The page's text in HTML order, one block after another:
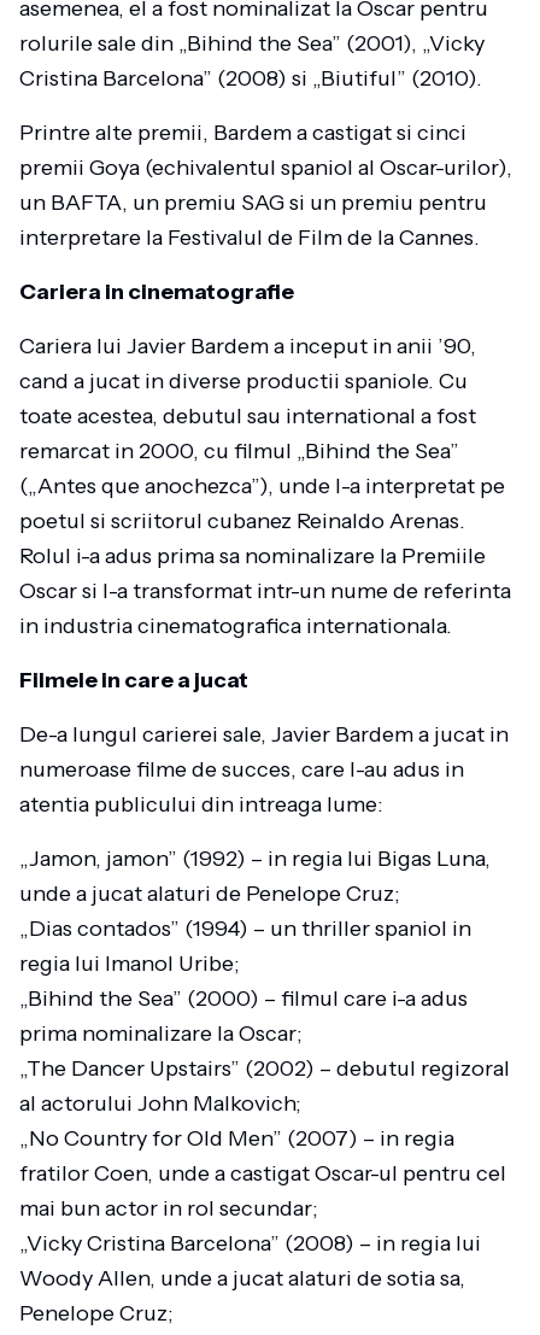
asemenea, el a fost nominalizat la Oscar pentru
rolurile sale din „Bihind the Sea” (2001), „Vicky
Cristina Barcelona” (2008) si „Biutiful” (2010).
Printre alte premii, Bardem a castigat si cinci
premii Goya (echivalentul spaniol al Oscar-urilor),
un BAFTA, un premiu SAG si un premiu pentru
interpretare la Festivalul de Film de la Cannes.
Cariera in cinematografie
Cariera lui Javier Bardem a inceput in anii ’90,
cand a jucat in diverse productii spaniole. Cu
toate acestea, debutul sau international a fost
remarcat in 2000, cu filmul „Bihind the Sea”
(„Antes que anochezca”), unde l-a interpretat pe
poetul si scriitorul cubanez Reinaldo Arenas.
Rolul i-a adus prima sa nominalizare la Premiile
Oscar si l-a transformat intr-un nume de referinta
in industria cinematografica internationala.
Filmele in care a jucat
De-a lungul carierei sale, Javier Bardem a jucat in
numeroase filme de succes, care l-au adus in
atentia publicului din intreaga lume:
„Jamon, jamon” (1992) – in regia lui Bigas Luna,
unde a jucat alaturi de Penelope Cruz;
„Dias contados” (1994) – un thriller spaniol in
regia lui Imanol Uribe;
„Bihind the Sea” (2000) – filmul care i-a adus
prima nominalizare la Oscar;
„The Dancer Upstairs” (2002) – debutul regizoral
al actorului John Malkovich;
„No Country for Old Men” (2007) – in regia
fratilor Coen, unde a castigat Oscar-ul pentru cel
mai bun actor in rol secundar;
„Vicky Cristina Barcelona” (2008) – in regia lui
Woody Allen, unde a jucat alaturi de sotia sa,
Penelope Cruz;